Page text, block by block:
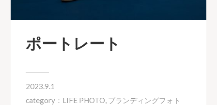
ポートレート
2023.9.1
category： LIFE PHOTO, ブランディングフォト